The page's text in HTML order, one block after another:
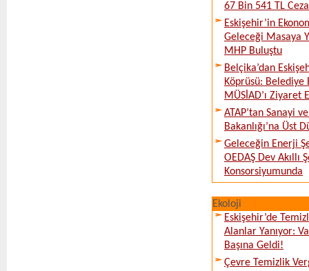
67 Bin 541 TL
Eskişehir’in
Geleceği Masaya
MHP Buluştu
Belçika’dan
Köprüsü: Belediye
MÜSİAD’ı Ziyaret
ATAP’tan Sanayi
Bakanlığı’na Üst
Geleceğin Enerji
OEDAŞ Dev Akıllı
Konsorsiyumunda
Ekoloji
Eskişehir’de
Alanlar Yanıyor:
Başına Geldi!
Çevre Temizlik